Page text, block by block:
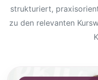
strukturiert,
zu den relevanten